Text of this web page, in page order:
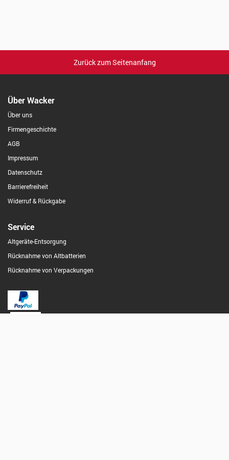
Zurück zum Seitenanfang
Über Wacker
Über uns
Firmengeschichte
AGB
Impressum
Datenschutz
Barrierefreiheit
Widerruf & Rückgabe
Service
Altgeräte-Entsorgung
Rücknahme von Altbatterien
Rücknahme von Verpackungen